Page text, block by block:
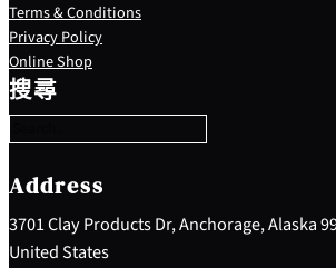
Terms & Conditions
Privacy Policy
Online Shop
搜尋
S
e
a
c
h
Address
3701 Clay Products Dr, Anchorage, Alaska
United States